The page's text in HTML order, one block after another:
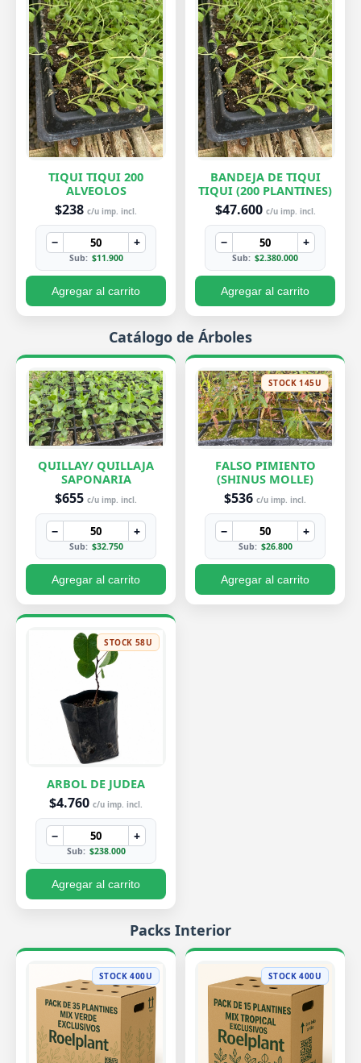
TIQUI TIQUI 200
ALVEOLOS
$238 c/u imp. incl.
− +
Sub: $11.900
Agregar al carrito
BANDEJA DE TIQUI
TIQUI (200 PLANTINES)
$47.600 c/u imp. incl.
− +
Sub: $2.380.000
Agregar al carrito
Catálogo de Árboles
QUILLAY/ QUILLAJA
SAPONARIA
$655 c/u imp. incl.
− +
Sub: $32.750
Agregar al carrito
STOCK 145U
FALSO PIMIENTO
(SHINUS MOLLE)
$536 c/u imp. incl.
− +
Sub: $26.800
Agregar al carrito
STOCK 58U
ARBOL DE JUDEA
$4.760 c/u imp. incl.
− +
Sub: $238.000
Agregar al carrito
Packs Interior
STOCK 400U STOCK 400U